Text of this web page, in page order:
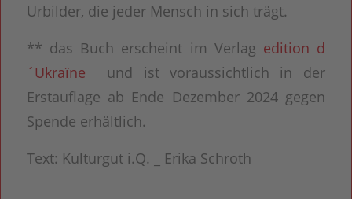
Urbilder, die jeder Mensch in sich trägt.
** das Buch erscheint im Verlag edition d
´Ukraïne und ist voraussichtlich in der
Erstauflage ab Ende Dezember 2024 gegen
Spende erhältlich.
Text: Kulturgut i.Q. _ Erika Schroth